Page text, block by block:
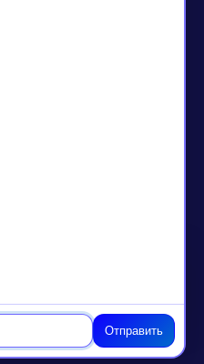
Отправить